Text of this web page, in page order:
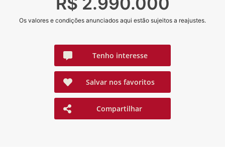
Os valores e condições anunciados aqui estão sujeitos a reajustes.
Tenho interesse
Salvar nos favoritos
Compartilhar